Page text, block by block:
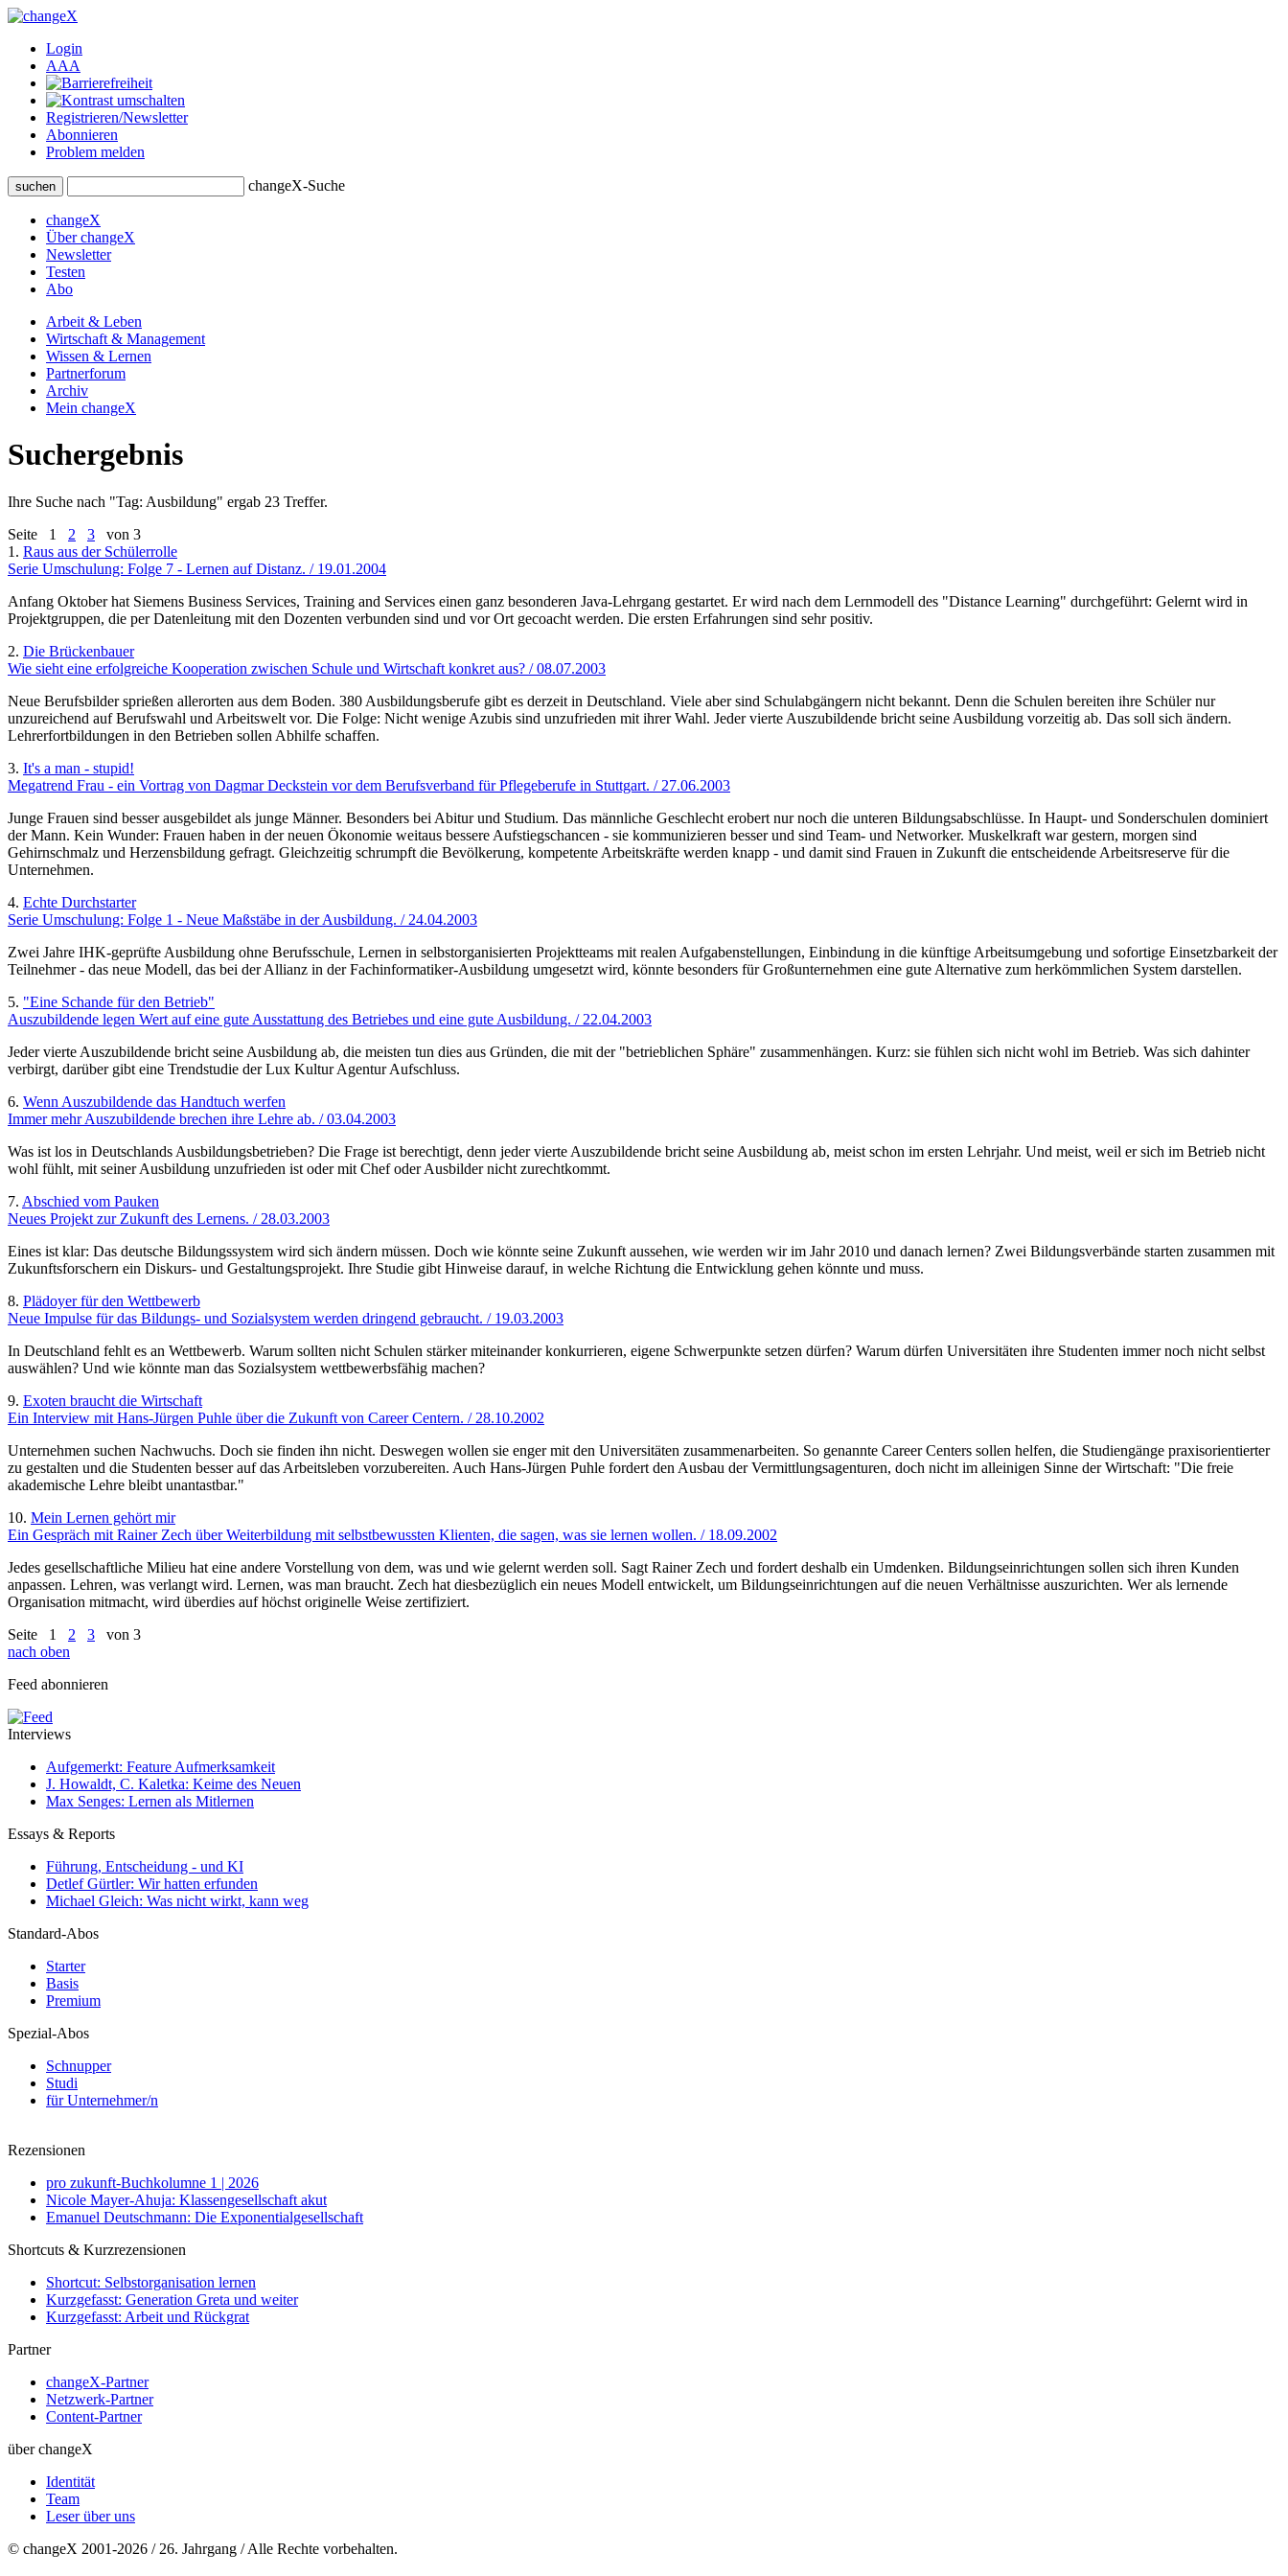
Login
AAA
Registrieren/Newsletter
Abonnieren
Problem melden
suchen changeX-Suche
changeX
Über changeX
Newsletter
Testen
Abo
Arbeit & Leben
Wirtschaft & Management
Wissen & Lernen
Partnerforum
Archiv
Mein changeX
Suchergebnis
Ihre Suche nach "Tag: Ausbildung" ergab 23 Treffer.
Seite 1 2 3 von 3
1. Raus aus der Schülerrolle
Serie Umschulung: Folge 7 - Lernen auf Distanz. / 19.01.2004
Anfang Oktober hat Siemens Business Services, Training and Services einen ganz besonderen Java-Lehrgang gestartet. Er wird nach dem Lernmodell des "Distance Learning" durchgeführt: Gelernt wird in
Projektgruppen, die per Datenleitung mit den Dozenten verbunden sind und vor Ort gecoacht werden. Die ersten Erfahrungen sind sehr positiv.
2. Die Brückenbauer
Wie sieht eine erfolgreiche Kooperation zwischen Schule und Wirtschaft konkret aus? / 08.07.2003
Neue Berufsbilder sprießen allerorten aus dem Boden. 380 Ausbildungsberufe gibt es derzeit in Deutschland. Viele aber sind Schulabgängern nicht bekannt. Denn die Schulen bereiten ihre Schüler nur
unzureichend auf Berufswahl und Arbeitswelt vor. Die Folge: Nicht wenige Azubis sind unzufrieden mit ihrer Wahl. Jeder vierte Auszubildende bricht seine Ausbildung vorzeitig ab. Das soll sich ändern.
Lehrerfortbildungen in den Betrieben sollen Abhilfe schaffen.
3. It's a man - stupid!
Megatrend Frau - ein Vortrag von Dagmar Deckstein vor dem Berufsverband für Pflegeberufe in Stuttgart. / 27.06.2003
Junge Frauen sind besser ausgebildet als junge Männer. Besonders bei Abitur und Studium. Das männliche Geschlecht erobert nur noch die unteren Bildungsabschlüsse. In Haupt- und Sonderschulen dominiert
der Mann. Kein Wunder: Frauen haben in der neuen Ökonomie weitaus bessere Aufstiegschancen - sie kommunizieren besser und sind Team- und Networker. Muskelkraft war gestern, morgen sind
Gehirnschmalz und Herzensbildung gefragt. Gleichzeitig schrumpft die Bevölkerung, kompetente Arbeitskräfte werden knapp - und damit sind Frauen in Zukunft die entscheidende Arbeitsreserve für die
Unternehmen.
4. Echte Durchstarter
Serie Umschulung: Folge 1 - Neue Maßstäbe in der Ausbildung. / 24.04.2003
Zwei Jahre IHK-geprüfte Ausbildung ohne Berufsschule, Lernen in selbstorganisierten Projektteams mit realen Aufgabenstellungen, Einbindung in die künftige Arbeitsumgebung und sofortige Einsetzbarkeit der
Teilnehmer - das neue Modell, das bei der Allianz in der Fachinformatiker-Ausbildung umgesetzt wird, könnte besonders für Großunternehmen eine gute Alternative zum herkömmlichen System darstellen.
5. "Eine Schande für den Betrieb"
Auszubildende legen Wert auf eine gute Ausstattung des Betriebes und eine gute Ausbildung. / 22.04.2003
Jeder vierte Auszubildende bricht seine Ausbildung ab, die meisten tun dies aus Gründen, die mit der "betrieblichen Sphäre" zusammenhängen. Kurz: sie fühlen sich nicht wohl im Betrieb. Was sich dahinter
verbirgt, darüber gibt eine Trendstudie der Lux Kultur Agentur Aufschluss.
6. Wenn Auszubildende das Handtuch werfen
Immer mehr Auszubildende brechen ihre Lehre ab. / 03.04.2003
Was ist los in Deutschlands Ausbildungsbetrieben? Die Frage ist berechtigt, denn jeder vierte Auszubildende bricht seine Ausbildung ab, meist schon im ersten Lehrjahr. Und meist, weil er sich im Betrieb nicht
wohl fühlt, mit seiner Ausbildung unzufrieden ist oder mit Chef oder Ausbilder nicht zurechtkommt.
7. Abschied vom Pauken
Neues Projekt zur Zukunft des Lernens. / 28.03.2003
Eines ist klar: Das deutsche Bildungssystem wird sich ändern müssen. Doch wie könnte seine Zukunft aussehen, wie werden wir im Jahr 2010 und danach lernen? Zwei Bildungsverbände starten zusammen mit
Zukunftsforschern ein Diskurs- und Gestaltungsprojekt. Ihre Studie gibt Hinweise darauf, in welche Richtung die Entwicklung gehen könnte und muss.
8. Plädoyer für den Wettbewerb
Neue Impulse für das Bildungs- und Sozialsystem werden dringend gebraucht. / 19.03.2003
In Deutschland fehlt es an Wettbewerb. Warum sollten nicht Schulen stärker miteinander konkurrieren, eigene Schwerpunkte setzen dürfen? Warum dürfen Universitäten ihre Studenten immer noch nicht selbst
auswählen? Und wie könnte man das Sozialsystem wettbewerbsfähig machen?
9. Exoten braucht die Wirtschaft
Ein Interview mit Hans-Jürgen Puhle über die Zukunft von Career Centern. / 28.10.2002
Unternehmen suchen Nachwuchs. Doch sie finden ihn nicht. Deswegen wollen sie enger mit den Universitäten zusammenarbeiten. So genannte Career Centers sollen helfen, die Studiengänge praxisorientierter
zu gestalten und die Studenten besser auf das Arbeitsleben vorzubereiten. Auch Hans-Jürgen Puhle fordert den Ausbau der Vermittlungsagenturen, doch nicht im alleinigen Sinne der Wirtschaft: "Die freie
akademische Lehre bleibt unantastbar."
10. Mein Lernen gehört mir
Ein Gespräch mit Rainer Zech über Weiterbildung mit selbstbewussten Klienten, die sagen, was sie lernen wollen. / 18.09.2002
Jedes gesellschaftliche Milieu hat eine andere Vorstellung von dem, was und wie gelernt werden soll. Sagt Rainer Zech und fordert deshalb ein Umdenken. Bildungseinrichtungen sollen sich ihren Kunden
anpassen. Lehren, was verlangt wird. Lernen, was man braucht. Zech hat diesbezüglich ein neues Modell entwickelt, um Bildungseinrichtungen auf die neuen Verhältnisse auszurichten. Wer als lernende
Organisation mitmacht, wird überdies auf höchst originelle Weise zertifiziert.
Seite 1 2 3 von 3
nach oben
Feed abonnieren
Interviews
Aufgemerkt: Feature Aufmerksamkeit
J. Howaldt, C. Kaletka: Keime des Neuen
Max Senges: Lernen als Mitlernen
Essays & Reports
Führung, Entscheidung - und KI
Detlef Gürtler: Wir hatten erfunden
Michael Gleich: Was nicht wirkt, kann weg
Standard-Abos
Starter
Basis
Premium
Spezial-Abos
Schnupper
Studi
für Unternehmer/n
Rezensionen
pro zukunft-Buchkolumne 1 | 2026
Nicole Mayer-Ahuja: Klassengesellschaft akut
Emanuel Deutschmann: Die Exponentialgesellschaft
Shortcuts & Kurzrezensionen
Shortcut: Selbstorganisation lernen
Kurzgefasst: Generation Greta und weiter
Kurzgefasst: Arbeit und Rückgrat
Partner
changeX-Partner
Netzwerk-Partner
Content-Partner
über changeX
Identität
Team
Leser über uns
© changeX 2001-2026 / 26. Jahrgang / Alle Rechte vorbehalten.